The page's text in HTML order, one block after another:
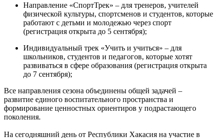
Направление «СпортТрек» – для тренеров, учителей
физической культуры, спортсменов и студентов, которые
работают с детьми и молодежью через спорт
(регистрация открыта до 5 сентября);
Индивидуальный трек «Учить и учиться» – для
школьников, студентов и педагогов, которые хотят
развиваться в сфере образования (регистрация открыта
до 7 сентября);
Все направления сезона объединены общей задачей –
развитие единого воспитательного пространства и
формирование ценностных ориентиров у подрастающего
поколения.
На сегодняшний день от Республики Хакасия на участие в